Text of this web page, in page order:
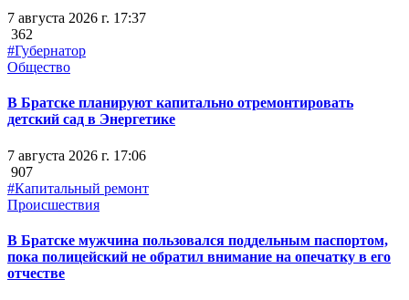
7 августа 2026 г. 17:37
362
#Губернатор
Общество
В Братске планируют капитально отремонтировать
детский сад в Энергетике
7 августа 2026 г. 17:06
907
#Капитальный ремонт
Происшествия
В Братске мужчина пользовался поддельным паспортом,
пока полицейский не обратил внимание на опечатку в его
отчестве